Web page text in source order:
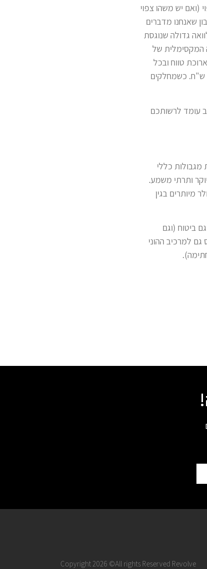
(ואם יש משהו צפוי
שאנחנו מדברים
גדולה שנוגסת
ורק אז תחלקו ל-4 ותבינו מה התקרה המקסימלית של
הלוואה ארוכת טווח ובכל
חודש מעבירים אוטומטית 2,000 ש"ח לכיסוי ההלוואה. מכאן שההכנסה הפנויה שלכם עומדת על 8,000 ש"ח. כשמחלקים
עומד לרשותכם
כללי
ותרתי משמע.
מיותרים בגין
ביטוח (וגם
להתייחס גם למרכיב ההוני
Copyright 2026 ©All rights Reserved Revolve